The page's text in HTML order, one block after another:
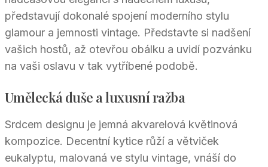
představují dokonalé spojení moderního stylu
glamour a jemnosti vintage. Představte si nadšení
vašich hostů, až otevřou obálku a uvidí pozvánku
na vaši oslavu v tak vytříbené podobě.
Umělecká duše a luxusní ražba
Srdcem designu je jemná akvarelová květinová
kompozice. Decentní kytice růží a větviček
eukalyptu, malovaná ve stylu vintage, vnáší do